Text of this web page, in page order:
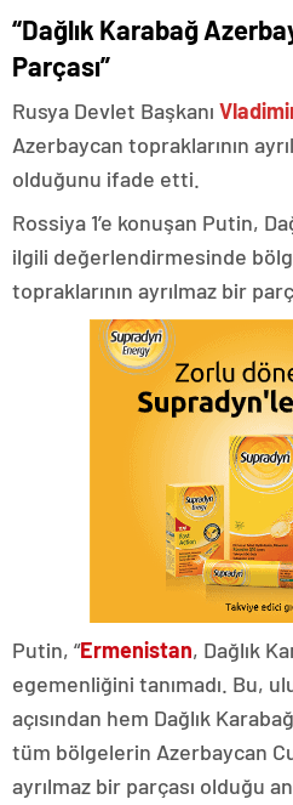
“Dağlık Karabağ
Parçası”
Rusya Devlet Başkanı
Azerbaycan topraklarının
olduğunu ifade etti.
Rossiya 1’e konuşan Putin,
ilgili değerlendirmesinde
topraklarının ayrılmaz bir
Putin, “Ermenistan, Dağlık
egemenliğini tanımadı. Bu,
açısından hem Dağlık
tüm bölgelerin Azerbaycan
ayrılmaz bir parçası olduğu